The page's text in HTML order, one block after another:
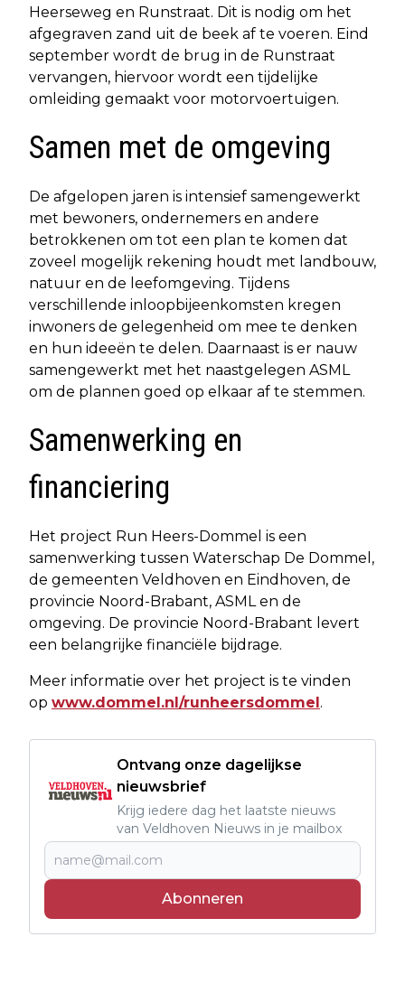
Heerseweg en Runstraat. Dit is nodig om het
afgegraven zand uit de beek af te voeren. Eind
september wordt de brug in de Runstraat
vervangen, hiervoor wordt een tijdelijke
omleiding gemaakt voor motorvoertuigen.
Samen met de omgeving
De afgelopen jaren is intensief samengewerkt
met bewoners, ondernemers en andere
betrokkenen om tot een plan te komen dat
zoveel mogelijk rekening houdt met landbouw,
natuur en de leefomgeving. Tijdens
verschillende inloopbijeenkomsten kregen
inwoners de gelegenheid om mee te denken
en hun ideeën te delen. Daarnaast is er nauw
samengewerkt met het naastgelegen ASML
om de plannen goed op elkaar af te stemmen.
Samenwerking en
financiering
Het project Run Heers-Dommel is een
samenwerking tussen Waterschap De Dommel,
de gemeenten Veldhoven en Eindhoven, de
provincie Noord-Brabant, ASML en de
omgeving. De provincie Noord-Brabant levert
een belangrijke financiële bijdrage.
Meer informatie over het project is te vinden
op www.dommel.nl/runheersdommel.
Ontvang onze dagelijkse
nieuwsbrief
Krijg iedere dag het laatste nieuws
van Veldhoven Nieuws in je mailbox
Abonneren